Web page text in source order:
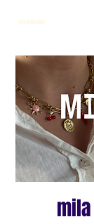
die kunstbar